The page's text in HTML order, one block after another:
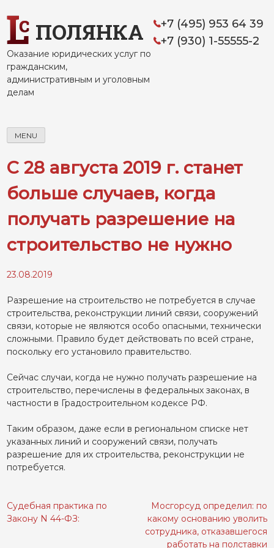
to
contentПОЛЯНКА
Оказание юридических услуг по
гражданским,
административным и уголовным
делам
+7 (495) 953 64 39
+7 (930) 1-55555-2
MENU
С 28 августа 2019 г. станет
больше случаев, когда
получать разрешение на
строительство не нужно
23.08.2019
Разрешение на строительство не потребуется в случае
строительства, реконструкции линий связи, сооружений
связи, которые не являются особо опасными, технически
сложными. Правило будет действовать по всей стране,
поскольку его установило правительство.
Сейчас случаи, когда не нужно получать разрешение на
строительство, перечислены в федеральных законах, в
частности в Градостроительном кодексе РФ.
Таким образом, даже если в региональном списке нет
указанных линий и сооружений связи, получать
разрешение для их строительства, реконструкции не
потребуется.
Навигация
Судебная практика по
Закону N 44-ФЗ:
Мосгорсуд определил: по
какому основанию уволить
сотрудника, отказавшегося
работать на полставки